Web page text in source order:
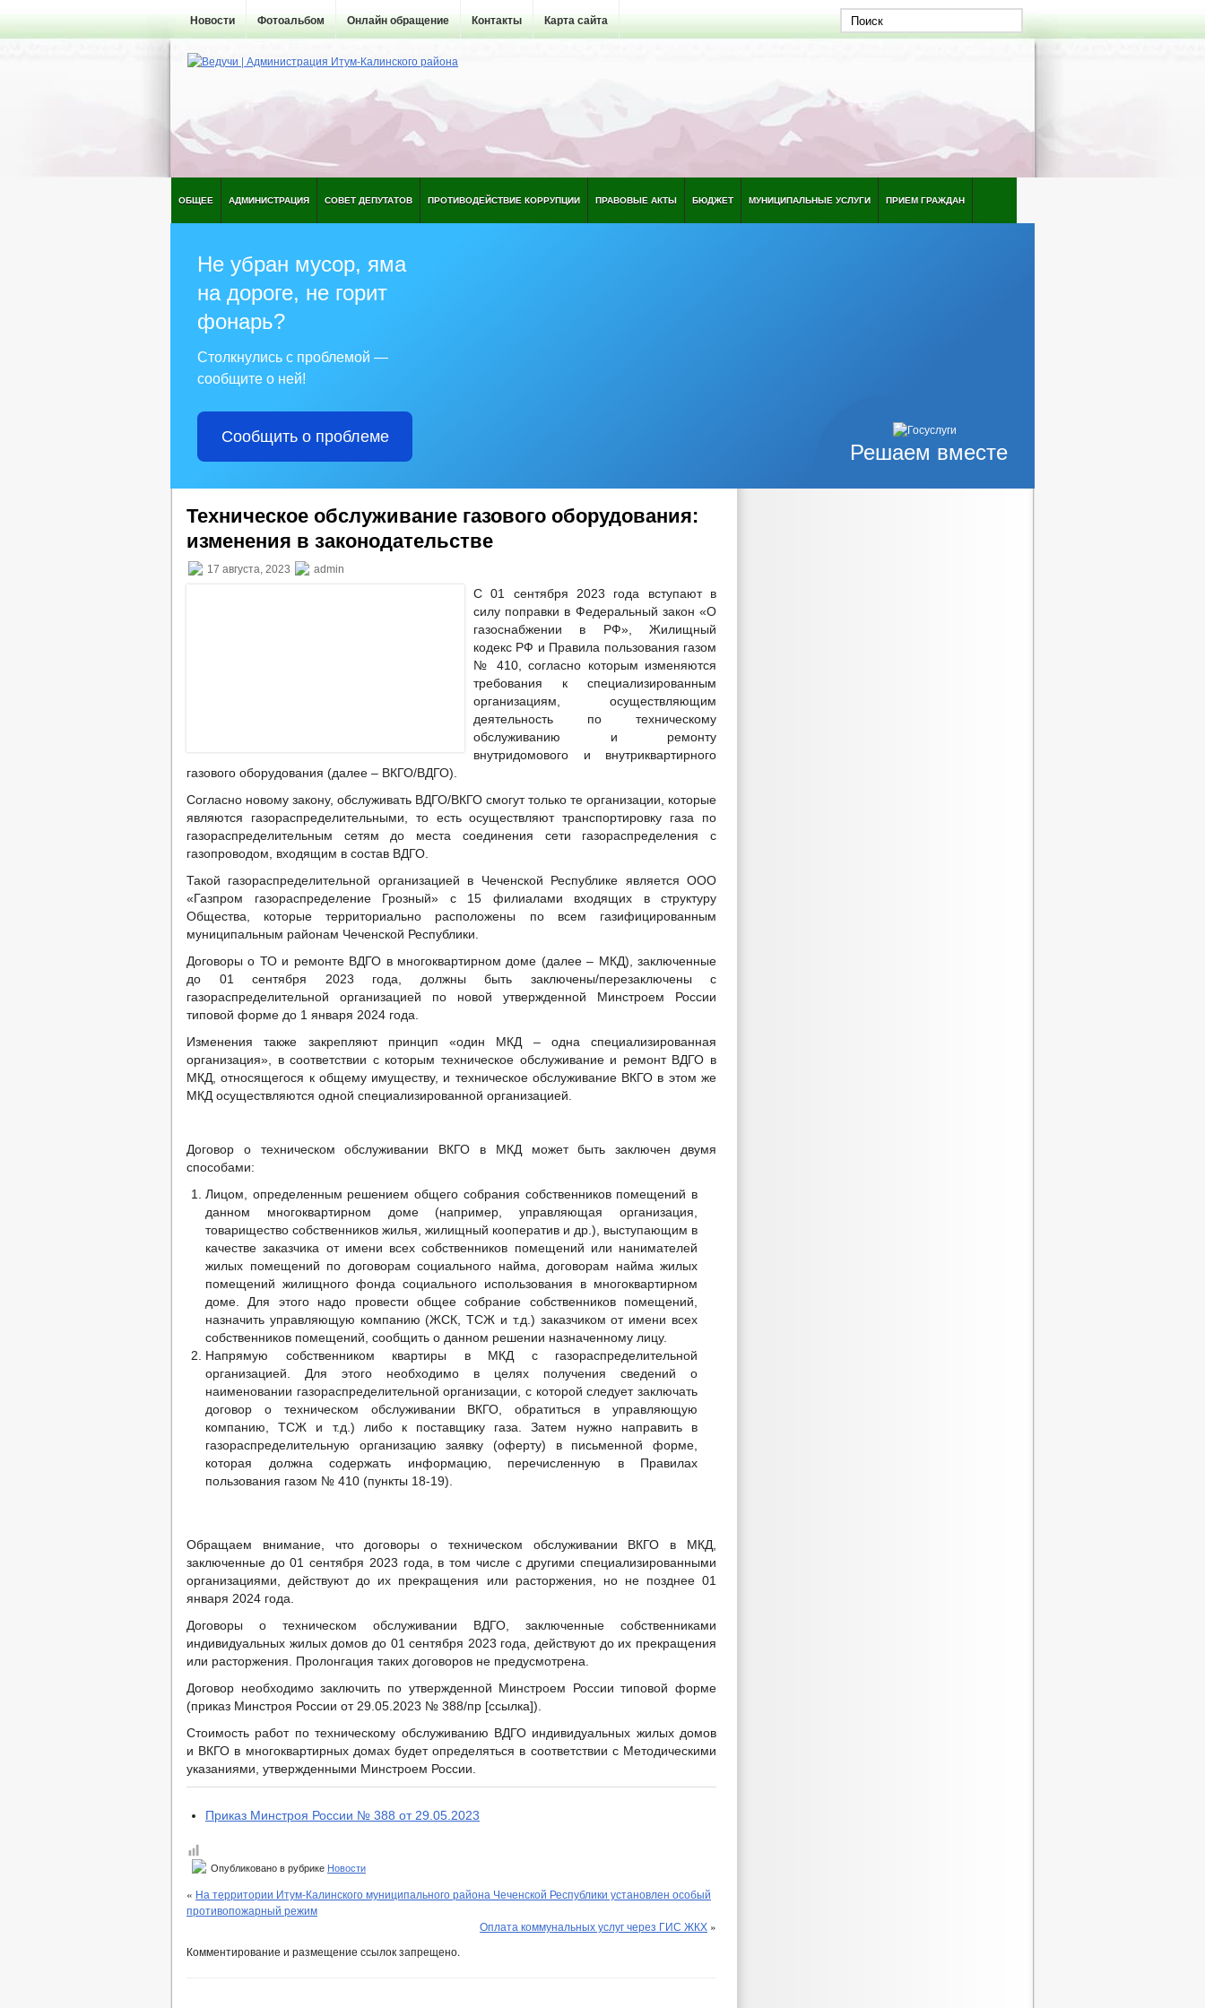
Новости Фотоальбом Онлайн обращение Контакты Карта сайта
ОБЩЕЕ АДМИНИСТРАЦИЯ СОВЕТ ДЕПУТАТОВ ПРОТИВОДЕЙСТВИЕ КОРРУПЦИИ ПРАВОВЫЕ АКТЫ БЮДЖЕТ МУНИЦИПАЛЬНЫЕ УСЛУГИ ПРИЕМ ГРАЖДАН
Решаем вместе
Не убран мусор, яма
на дороге, не горит
фонарь?
Столкнулись с проблемой —
сообщите о ней!
Сообщить о проблеме
Техническое обслуживание газового оборудования:
изменения в законодательстве
17 августа, 2023 admin
С 01 сентября 2023 года вступают в
силу поправки в Федеральный закон «О
газоснабжении в РФ», Жилищный
кодекс РФ и Правила пользования газом
№ 410, согласно которым изменяются
требования к специализированным
организациям, осуществляющим
деятельность по техническому
обслуживанию и ремонту
внутридомового и внутриквартирного
газового оборудования (далее – ВКГО/ВДГО).
Согласно новому закону, обслуживать ВДГО/ВКГО смогут только те организации, которые
являются газораспределительными, то есть осуществляют транспортировку газа по
газораспределительным сетям до места соединения сети газораспределения с
газопроводом, входящим в состав ВДГО.
Такой газораспределительной организацией в Чеченской Республике является ООО
«Газпром газораспределение Грозный» с 15 филиалами входящих в структуру
Общества, которые территориально расположены по всем газифицированным
муниципальным районам Чеченской Республики.
Договоры о ТО и ремонте ВДГО в многоквартирном доме (далее – МКД), заключенные
до 01 сентября 2023 года, должны быть заключены/перезаключены с
газораспределительной организацией по новой утвержденной Минстроем России
типовой форме до 1 января 2024 года.
Изменения также закрепляют принцип «один МКД – одна специализированная
организация», в соответствии с которым техническое обслуживание и ремонт ВДГО в
МКД, относящегося к общему имуществу, и техническое обслуживание ВКГО в этом же
МКД осуществляются одной специализированной организацией.
Договор о техническом обслуживании ВКГО в МКД может быть заключен двумя
способами:
Лицом, определенным решением общего собрания собственников помещений в
данном многоквартирном доме (например, управляющая организация,
товарищество собственников жилья, жилищный кооператив и др.), выступающим в
качестве заказчика от имени всех собственников помещений или нанимателей
жилых помещений по договорам социального найма, договорам найма жилых
помещений жилищного фонда социального использования в многоквартирном
доме. Для этого надо провести общее собрание собственников помещений,
назначить управляющую компанию (ЖСК, ТСЖ и т.д.) заказчиком от имени всех
собственников помещений, сообщить о данном решении назначенному лицу.
Напрямую собственником квартиры в МКД с газораспределительной
организацией. Для этого необходимо в целях получения сведений о
наименовании газораспределительной организации, с которой следует заключать
договор о техническом обслуживании ВКГО, обратиться в управляющую
компанию, ТСЖ и т.д.) либо к поставщику газа. Затем нужно направить в
газораспределительную организацию заявку (оферту) в письменной форме,
которая должна содержать информацию, перечисленную в Правилах
пользования газом № 410 (пункты 18-19).
Обращаем внимание, что договоры о техническом обслуживании ВКГО в МКД,
заключенные до 01 сентября 2023 года, в том числе с другими специализированными
организациями, действуют до их прекращения или расторжения, но не позднее 01
января 2024 года.
Договоры о техническом обслуживании ВДГО, заключенные собственниками
индивидуальных жилых домов до 01 сентября 2023 года, действуют до их прекращения
или расторжения. Пролонгация таких договоров не предусмотрена.
Договор необходимо заключить по утвержденной Минстроем России типовой форме
(приказ Минстроя России от 29.05.2023 № 388/пр [ссылка]).
Стоимость работ по техническому обслуживанию ВДГО индивидуальных жилых домов
и ВКГО в многоквартирных домах будет определяться в соответствии с Методическими
указаниями, утвержденными Минстроем России.
Приказ Минстроя России № 388 от 29.05.2023
Опубликовано в рубрике Новости
« На территории Итум-Калинского муниципального района Чеченской Республики установлен особый
противопожарный режим
Оплата коммунальных услуг через ГИС ЖКХ »
Комментирование и размещение ссылок запрещено.